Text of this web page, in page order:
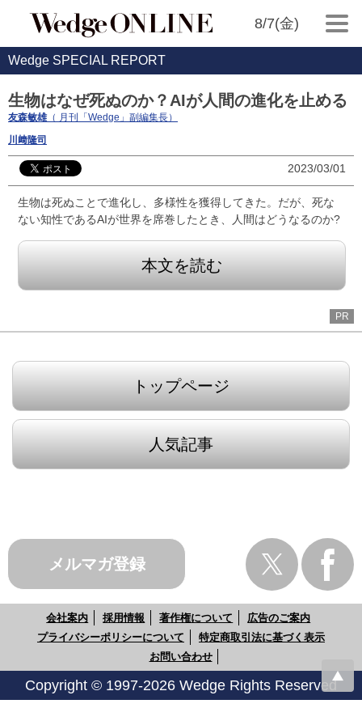
8/7(金)
Wedge SPECIAL REPORT
生物はなぜ死ぬのか？AIが人間の進化を止める
友森敏雄（ 月刊「Wedge」副編集長）
川﨑隆司
2023/03/01
生物は死ぬことで進化し、多様性を獲得してきた。だが、死な
ない知性であるAIが世界を席巻したとき、人間はどうなるのか?
本文を読む
PR
トップページ
人気記事
メルマガ登録
会社案内 採用情報 著作権について
広告のご案内
プライバシーポリシーについて
特定商取引法に基づく表示
お問い合わせ
Copyright © 1997-2026 Wedge Rights Reserved